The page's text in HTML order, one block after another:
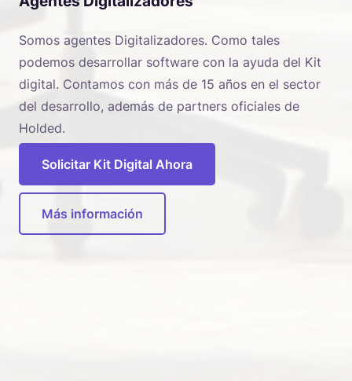
Somos agentes Digitalizadores. Como tales
podemos desarrollar software con la ayuda del Kit
digital. Contamos con más de 15 años en el sector
del desarrollo, además de partners oficiales de
Holded.
Solicitar Kit Digital Ahora
Más información